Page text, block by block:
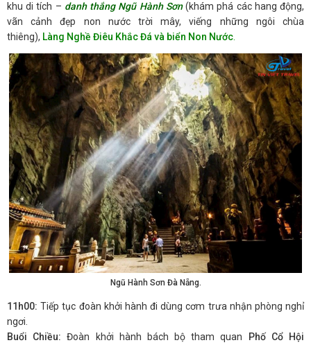
khu di tích – danh thắng Ngũ Hành Sơn (khám phá các hang động,
vãn cảnh đẹp non nước trời mây, viếng những ngôi chùa
thiêng), Làng Nghề Điêu Khắc Đá và biển Non Nước.
Ngũ Hành Sơn Đà Nẵng.
11h00:Tiếp tục đoàn khởi hành đi dùng cơm trưa nhận phòng nghỉ
ngơi.
Buổi Chiều: Đoàn khởi hành bách bộ tham quan Phố Cổ Hội